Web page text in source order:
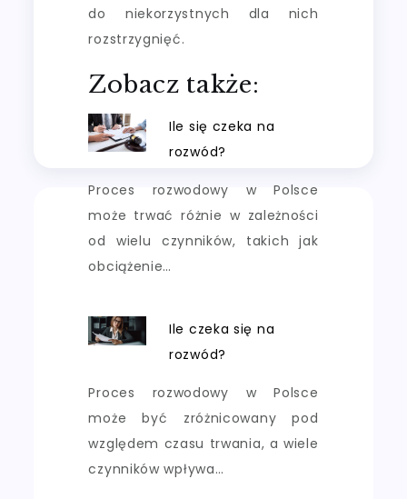
do niekorzystnych dla nich
rozstrzygnięć.
Zobacz także:
Ile się czeka na
rozwód?
Proces rozwodowy w Polsce
może trwać różnie w zależności
od wielu czynników, takich jak
obciążenie…
Ile czeka się na
rozwód?
Proces rozwodowy w Polsce
może być zróżnicowany pod
względem czasu trwania, a wiele
czynników wpływa…